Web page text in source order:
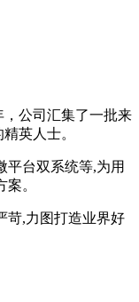
，公司汇集了一批来
英人士。
平台双系统等,为用
。
苛,力图打造业界好